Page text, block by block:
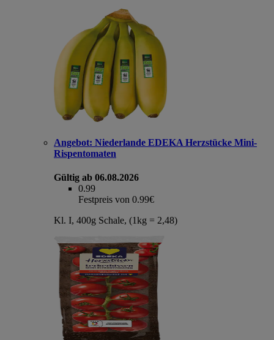
Angebot: Niederlande EDEKA Herzstücke Mini-
Rispentomaten
Gültig ab 06.08.2026
0.99
Festpreis von 0.99€
Kl. I, 400g Schale, (1kg = 2,48)